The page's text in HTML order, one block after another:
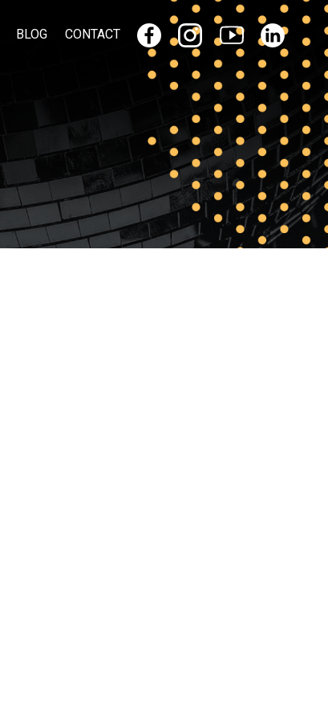
BLOG CONTACT